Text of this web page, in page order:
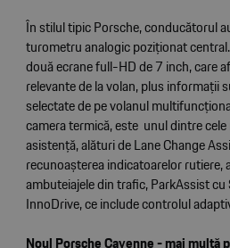
În stilul tipic Porsche, conducătorul
turometru analogic poziționat
două ecrane full-HD de 7 inch, care
relevante de la volan, plus informații
selectate de pe volanul
camera termică, este unul dintre
asistență, alături de Lane Change
recunoașterea indicatoarelor rutiere,
ambuteiajele din trafic, ParkAssist
InnoDrive, ce include controlul
Noul Porsche Cayenne - mai multă